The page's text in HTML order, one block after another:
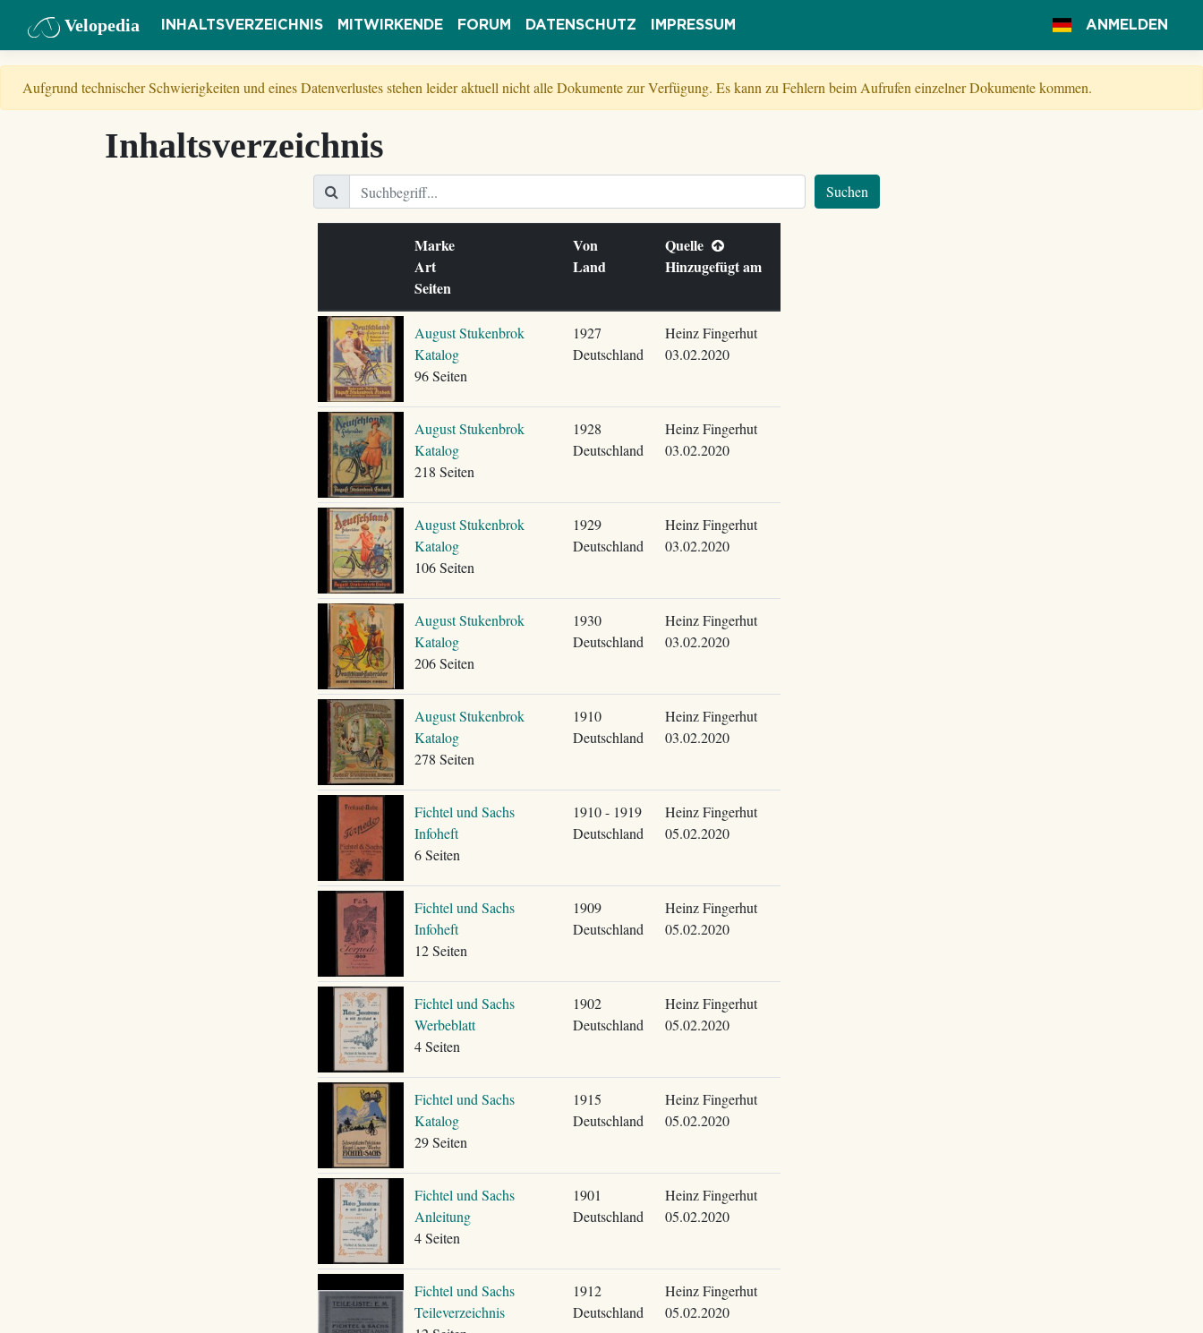
Velopedia INHALTSVERZEICHNIS MITWIRKENDE FORUM DATENSCHUTZ IMPRESSUM ANMELDEN
Aufgrund technischer Schwierigkeiten und eines Datenverlustes stehen leider aktuell nicht alle Dokumente zur Verfügung. Es kann zu Fehlern beim Aufrufen einzelner Dokumente kommen.
Inhaltsverzeichnis
Suchen
Marke
Art
Seiten
Von
Land
Quelle
Hinzugefügt am
August Stukenbrok
Katalog
96 Seiten
1927
Deutschland
Heinz Fingerhut
03.02.2020
August Stukenbrok
Katalog
218 Seiten
1928
Deutschland
Heinz Fingerhut
03.02.2020
August Stukenbrok
Katalog
106 Seiten
1929
Deutschland
Heinz Fingerhut
03.02.2020
August Stukenbrok
Katalog
206 Seiten
1930
Deutschland
Heinz Fingerhut
03.02.2020
August Stukenbrok
Katalog
278 Seiten
1910
Deutschland
Heinz Fingerhut
03.02.2020
Fichtel und Sachs
Infoheft
6 Seiten
1910 - 1919
Deutschland
Heinz Fingerhut
05.02.2020
Fichtel und Sachs
Infoheft
12 Seiten
1909
Deutschland
Heinz Fingerhut
05.02.2020
Fichtel und Sachs
Werbeblatt
4 Seiten
1902
Deutschland
Heinz Fingerhut
05.02.2020
Fichtel und Sachs
Katalog
29 Seiten
1915
Deutschland
Heinz Fingerhut
05.02.2020
Fichtel und Sachs
Anleitung
4 Seiten
1901
Deutschland
Heinz Fingerhut
05.02.2020
Fichtel und Sachs
Teileverzeichnis
1912
Deutschland
Heinz Fingerhut
05.02.2020